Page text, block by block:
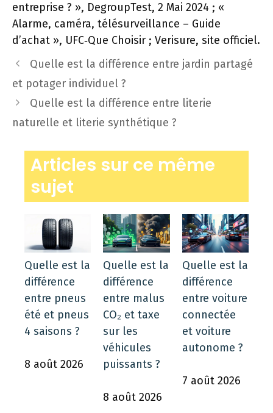
entreprise ? », DegroupTest, 2 Mai 2024 ; «
Alarme, caméra, télésurveillance – Guide
d’achat », UFC‑Que Choisir ; Verisure, site officiel.
Quelle est la différence entre jardin partagé
et potager individuel ?
Quelle est la différence entre literie
naturelle et literie synthétique ?
Articles sur ce même
sujet
Quelle est la
différence
entre pneus
été et pneus
4 saisons ?
8 août 2026
Quelle est la
différence
entre malus
CO₂ et taxe
sur les
véhicules
puissants ?
8 août 2026
Quelle est la
différence
entre voiture
connectée
et voiture
autonome ?
7 août 2026